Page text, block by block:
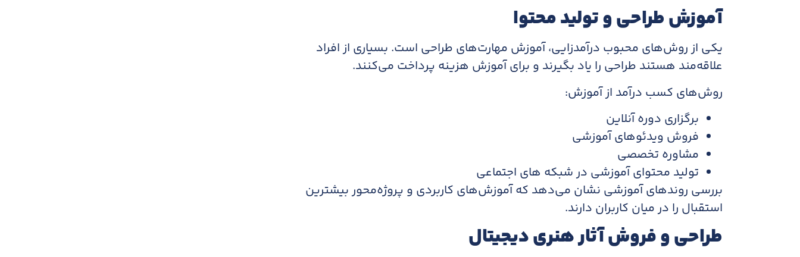
آموزش طراحی و تولید محتوا
یکی از روش‌های محبوب درآمدزایی، آموزش مهارت‌های طراحی است. بسیاری از افراد
علاقه‌مند هستند طراحی را یاد بگیرند و برای آموزش هزینه پرداخت می‌کنند.
روش‌های کسب درآمد از آموزش:
برگزاری دوره آنلاین
فروش ویدئوهای آموزشی
مشاوره تخصصی
تولید محتوای آموزشی در شبکه های اجتماعی
بررسی روندهای آموزشی نشان می‌دهد که آموزش‌های کاربردی و پروژه‌محور بیشترین
استقبال را در میان کاربران دارند.
طراحی و فروش آثار هنری دیجیتال